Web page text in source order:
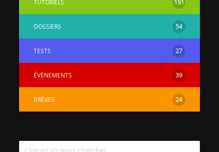
TUTORIELS 191
DOSSIERS 54
TESTS 27
ÉVÉNEMENTS 39
BRÈVES 24